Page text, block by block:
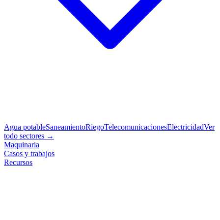
Agua potableSaneamientoRiegoTelecomunicacionesElectricidadVer
todo sectores →
Maquinaria
Casos y trabajos
Recursos